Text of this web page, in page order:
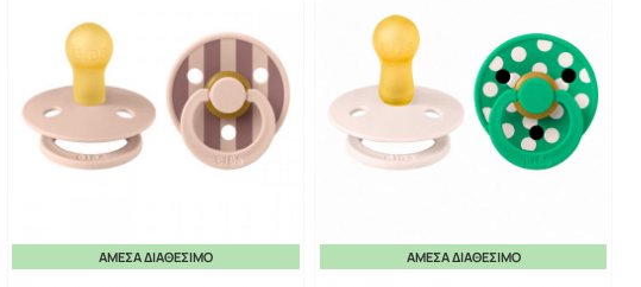
ΆΜΕΣΑ ΔΙΑΘΈΣΙΜΟ ΆΜΕΣΑ ΔΙΑΘΈΣΙΜΟ